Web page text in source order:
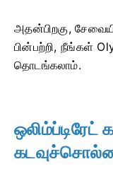
அதன்பிறகு,
பின்பற்றி, நீங்கள்
தொடங்கலாம்.
ஒலிம்ப்டிரேட்